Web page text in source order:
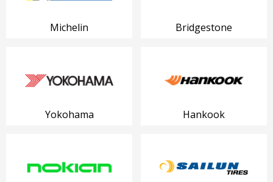
Michelin Bridgestone
Yokohama Hankook